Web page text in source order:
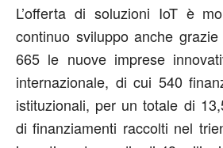
L’offerta di soluzioni IoT è
continuo sviluppo anche
665 le nuove imprese
internazionale, di cui 540
istituzionali, per un totale di
di finanziamenti raccolti nel